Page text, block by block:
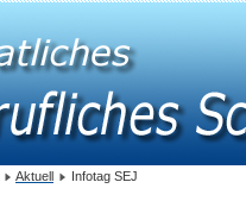
Aktuell Infotag SEJ